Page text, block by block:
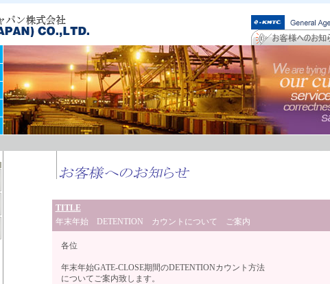
TITLE
年末年始 DETENTION カウントについて ご案内
各位
年末年始GATE-CLOSE期間のDETENTIONカウント方法
についてご案内致します。